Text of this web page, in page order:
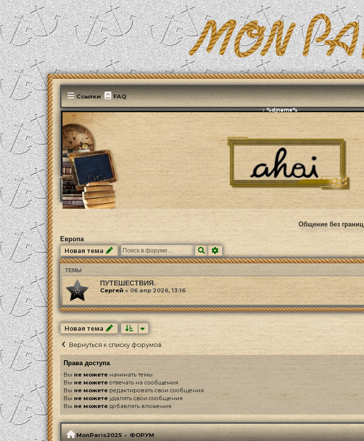
Ссылки FAQ
Эфирит: ♫ %djname%
MonParis2025 ФОРУМ Мир вокруг нас Вокруг света Европа
Общение без границ
Европа
Новая тема ПоискРасширенный поиск
ТЕМЫ
ПУТЕШЕСТВИЯ.
Сергей »06 апр 2026, 13:16
Новая тема
Вернуться к списку форумов
Права доступа
Вы не можете начинать темы
Вы не можете отвечать на сообщения
Вы не можете редактировать свои сообщения
Вы не можете удалять свои сообщения
Вы не можете добавлять вложения
MonParis2025 ФОРУМ